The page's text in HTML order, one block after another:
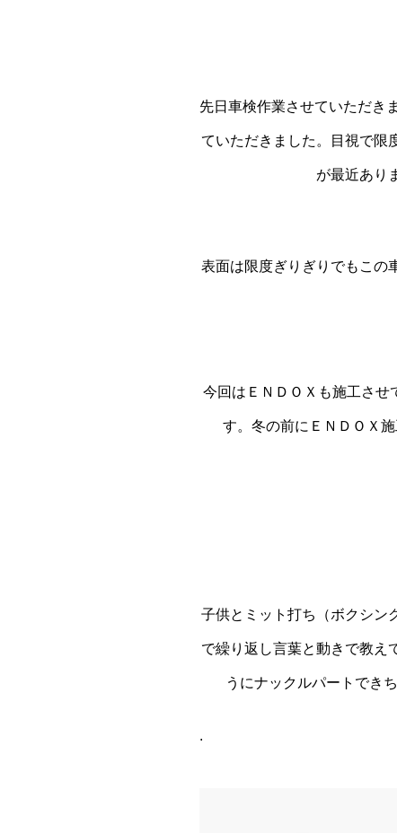
先日車検作業させていただき
ていただきました。目視で限
が最近あり
表面は限度ぎりぎりでもこの
今回はＥＮＤＯＸも施工させ
す。冬の前にＥＮＤＯＸ
子供とミット打ち（ボクシン
で繰り返し言葉と動きで教え
うにナックルパートでき
.